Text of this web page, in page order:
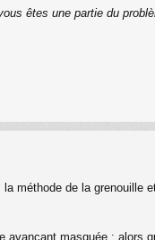
êtes une partie du
méthode de la grenouille
masquée ; alors